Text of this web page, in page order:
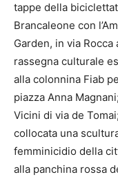
tappe della
Brancaleone con
Garden, in via
rassegna culturale
alla colonnina Fiab
piazza Anna
Vicini di via de
collocata una
femminicidio della
alla panchina rossa